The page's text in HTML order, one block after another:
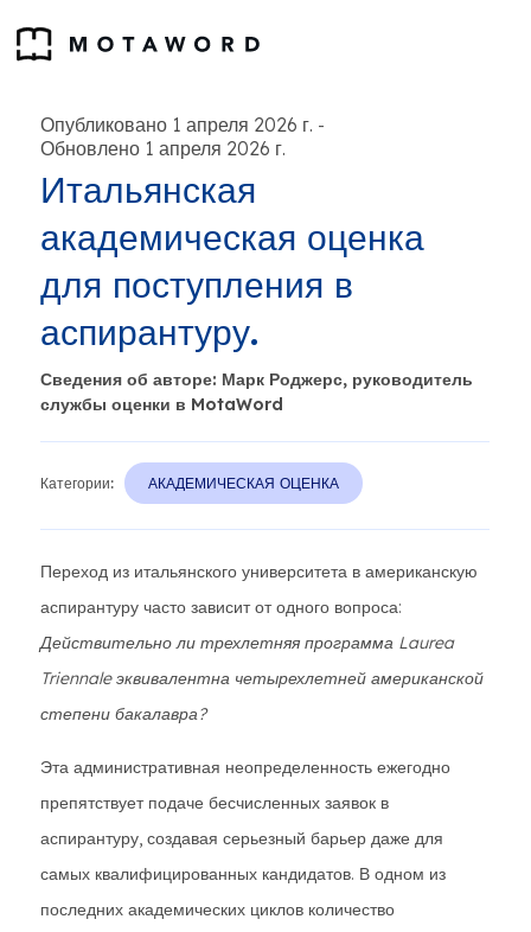
Опубликовано 1 апреля 2026 г. -
Обновлено 1 апреля 2026 г.
Итальянская
академическая оценка
для поступления в
аспирантуру.
Сведения об авторе: Марк Роджерс, руководитель
службы оценки в MotaWord
Категории: АКАДЕМИЧЕСКАЯ ОЦЕНКА
Переход из итальянского университета в американскую
аспирантуру часто зависит от одного вопроса:
Действительно ли трехлетняя программа Laurea
Triennale эквивалентна четырехлетней американской
степени бакалавра?
Эта административная неопределенность ежегодно
препятствует подаче бесчисленных заявок в
аспирантуру, создавая серьезный барьер даже для
самых квалифицированных кандидатов. В одном из
последних академических циклов количество